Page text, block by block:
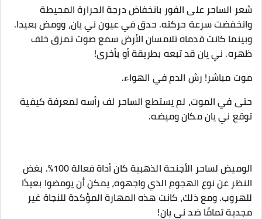
شعر الساحر على الفور بانخفاض درجة الحرارة المحيطة
وانخفضت سرعة حركته. حدق في عيون ني يان، وومض بعيدا.
وبينما كانت قدماه تلامسان الأرض سمع صوت تمزق خلف
ظهره. ني يان قد تبعه بطريقة أو بأخرى!
موت مباشر! رش الدم في الهواء.
حتى في الموت، لم يستطع الساحر لف رأسه لمعرفة كيفية
توقع ني يان مكان وميضه.
الوميض لساحر الأجنحة الذهبية كان أداة فعالة 100٪. بغض
النظر عن نوع الهجوم الذي واجهوه، يمكن أن يومضوا بعيدًا
للهروب. ومع ذلك، كانت هذه المهارة المؤكدة للنجاة غير
مجدية تمامًا ضد ني يان!